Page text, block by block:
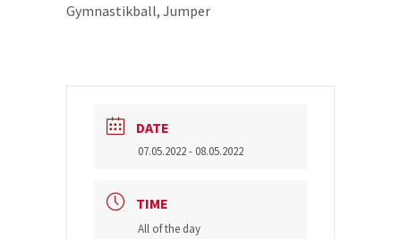
Gymnastikball, Jumper
DATE
07.05.2022- 08.05.2022
TIME
All of the day